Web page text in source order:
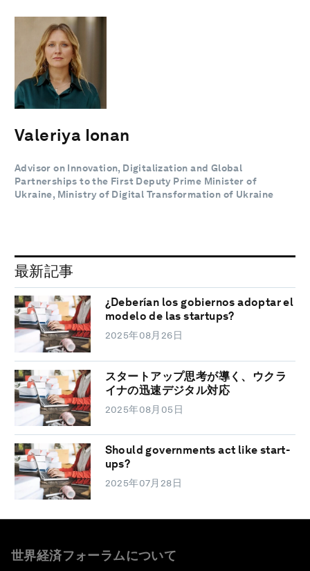
Valeriya Ionan
Advisor on Innovation, Digitalization and Global
Partnerships to the First Deputy Prime Minister of
Ukraine, Ministry of Digital Transformation of Ukraine
最新記事
¿Deberían los gobiernos adoptar el
modelo de las startups?
2025年08月26日
スタートアップ思考が導く、ウクラ
イナの迅速デジタル対応
2025年08月05日
Should governments act like start-
ups?
2025年07月28日
世界経済フォーラムについて